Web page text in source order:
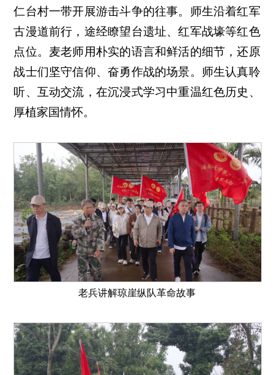
仁台村一带开展游击斗争的往事。师生沿着红军
古漫道前行，途经瞭望台遗址、红军战壕等红色
点位。麦老师用朴实的语言和鲜活的细节，还原
战士们坚守信仰、奋勇作战的场景。师生认真聆
听、互动交流，在沉浸式学习中重温红色历史、
厚植家国情怀。
老兵讲解琼崖纵队革命故事